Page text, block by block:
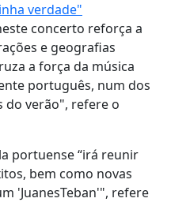
verdade"
concerto reforça a
e geografias
a força da música
português, num dos
do verão", refere o
portuense “irá reunir
bem como novas
'JuanesTeban'", refere